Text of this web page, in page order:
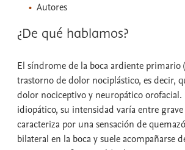
Autores
¿De qué hablamos?
El síndrome de la boca ardiente primario
trastorno de dolor nociplástico, es decir,
dolor nociceptivo y neuropático orofacial.
idiopático, su intensidad varía entre
caracteriza por una sensación de
bilateral en la boca y suele acompañarse